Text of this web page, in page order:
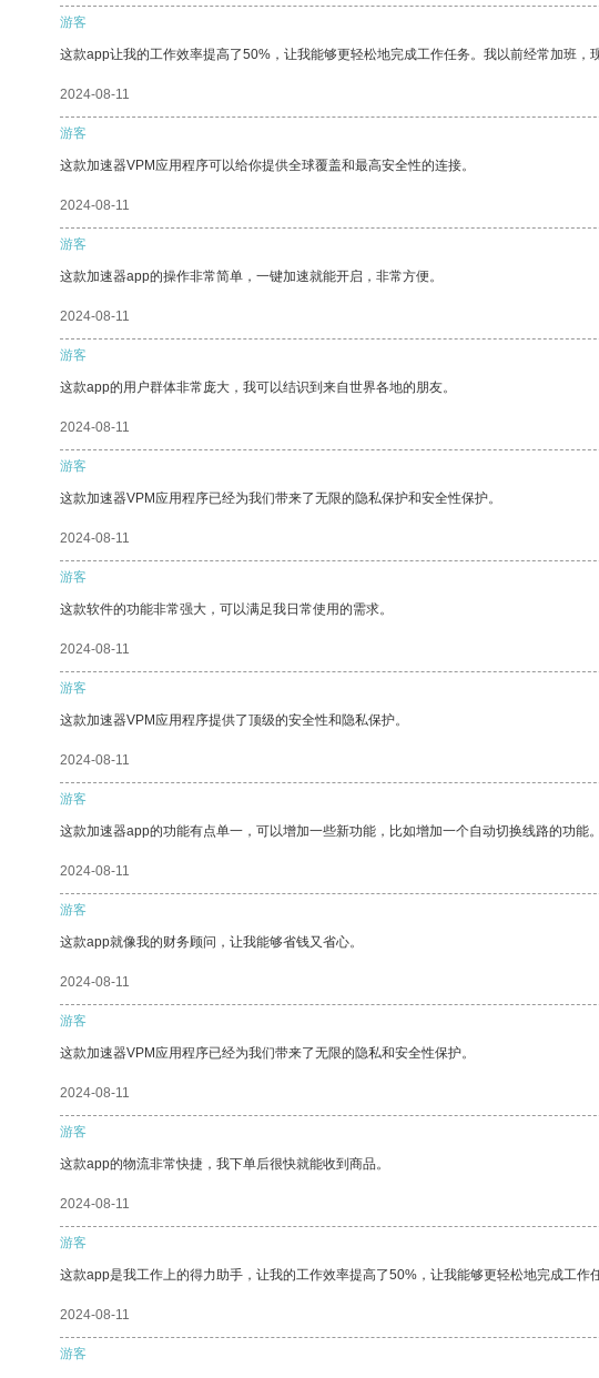
游客
这款app让我的工作效率提高了50%，让我能够更轻松地完成工作任务。我以前经常加班，
2024-08-11
游客
这款加速器VPM应用程序可以给你提供全球覆盖和最高安全性的连接。
2024-08-11
游客
这款加速器app的操作非常简单，一键加速就能开启，非常方便。
2024-08-11
游客
这款app的用户群体非常庞大，我可以结识到来自世界各地的朋友。
2024-08-11
游客
这款加速器VPM应用程序已经为我们带来了无限的隐私保护和安全性保护。
2024-08-11
游客
这款软件的功能非常强大，可以满足我日常使用的需求。
2024-08-11
游客
这款加速器VPM应用程序提供了顶级的安全性和隐私保护。
2024-08-11
游客
这款加速器app的功能有点单一，可以增加一些新功能，比如增加一个自动切换线路的功能。
2024-08-11
游客
这款app就像我的财务顾问，让我能够省钱又省心。
2024-08-11
游客
这款加速器VPM应用程序已经为我们带来了无限的隐私和安全性保护。
2024-08-11
游客
这款app的物流非常快捷，我下单后很快就能收到商品。
2024-08-11
游客
这款app是我工作上的得力助手，让我的工作效率提高了50%，让我能够更轻松地完成工作任
2024-08-11
游客